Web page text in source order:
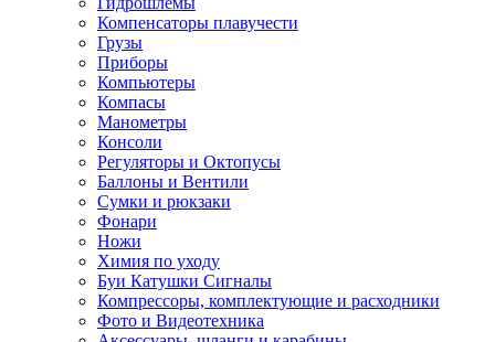
Компенсаторы плавучести
Грузы
Приборы
Компьютеры
Компасы
Манометры
Консоли
Регуляторы и Октопусы
Баллоны и Вентили
Сумки и рюкзаки
Фонари
Ножи
Химия по уходу
Буи Катушки Сигналы
Компрессоры, комплектующие и расходники
Фото и Видеотехника